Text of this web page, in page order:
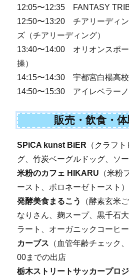
12:05〜12:35 FANTASY
12:50〜13:20 チアリーディ
ズ（チアリーディング）
13:40〜14:00 オリオンスポ
操）
14:15〜14:30 宇都宮白楊高校
14:50〜15:30 アイレベラーノ
販売・飲食・
SPiCA kunst BiER （クラフ
グ、竹炭ベーグルドッグ、ソー
米粉のカフェ HIKARU （米粉
ースト、ボロネーゼトースト）
発酵美食まるこう
（酵素玄米
なりさん、麹スープ、黒千石
ラート、オーガニックコーヒー
カーブス （血管年齢チェック
00までの出店
栃木ストリートサッカープロ